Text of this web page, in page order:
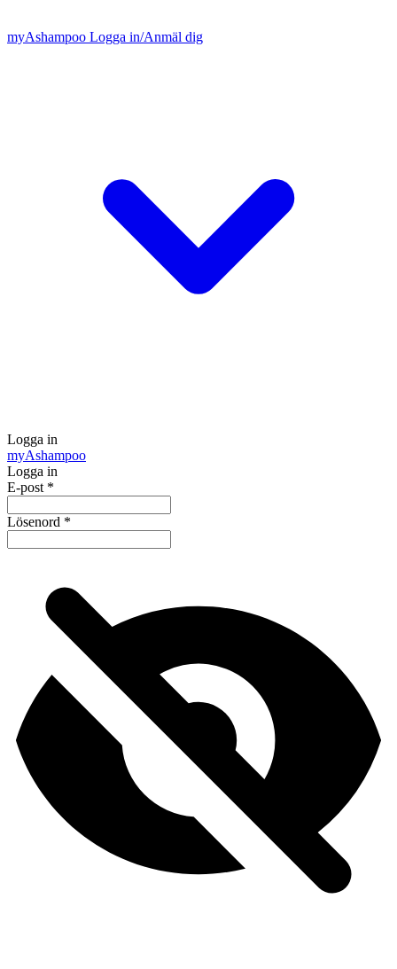
myAshampoo Logga in/Anmäl dig
Logga in
myAshampoo
Logga in
E-post *
Lösenord *